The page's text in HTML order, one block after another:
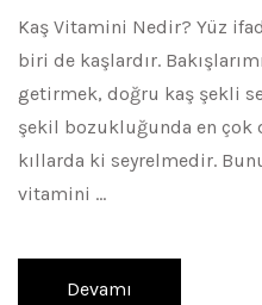
Kaş Vitamini Nedir? Yüz
biri de kaşlardır.
getirmek, doğru kaş şekli
şekil bozukluğunda en çok
kıllarda ki seyrelmedir.
vitamini …
Devamı